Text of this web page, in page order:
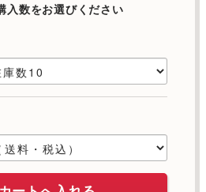
入数をお選びください